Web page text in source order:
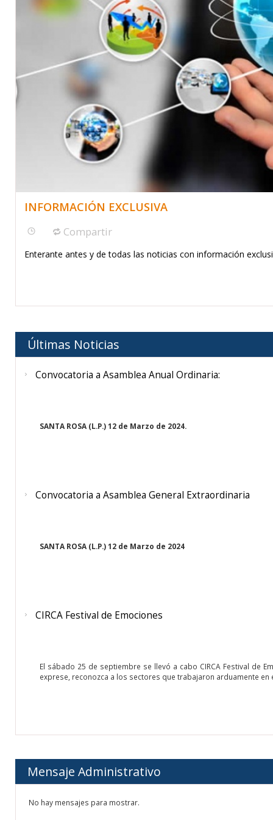
INFORMACIÓN EXCLUSIVA
Compartir
Enterante antes y de todas las noticias con información
Últimas Noticias
Convocatoria a Asamblea Anual Ordinaria:
SANTA ROSA (L.P.) 12 de Marzo de 2024.
Convocatoria a Asamblea General Extraordinaria
SANTA ROSA (L.P.) 12 de Marzo de 2024
CIRCA Festival de Emociones
El sábado 25 de septiembre se llevó a cabo CIRCA Festival de
exprese, reconozca a los sectores que trabajaron arduamente
Mensaje Administrativo
No hay mensajes para mostrar.